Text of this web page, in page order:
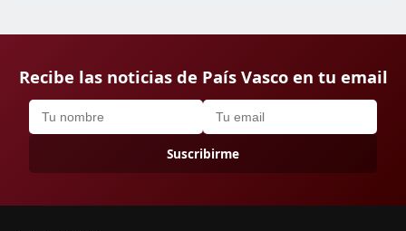
Recibe las noticias de País Vasco en tu email
Suscribirme